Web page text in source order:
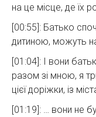
на це місце, де їх
[00:55]: Батько
дитиною, можуть
[01:04]: І вони
разом зі мною, я
цієї доріжки, із
[01:19]: … вони не